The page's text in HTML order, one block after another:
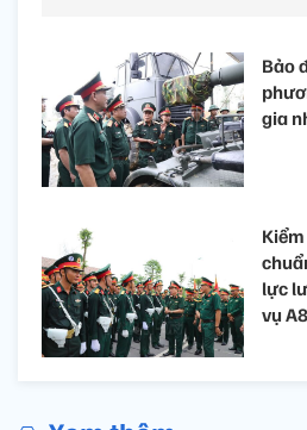
Bảo
gia
lực
vụ